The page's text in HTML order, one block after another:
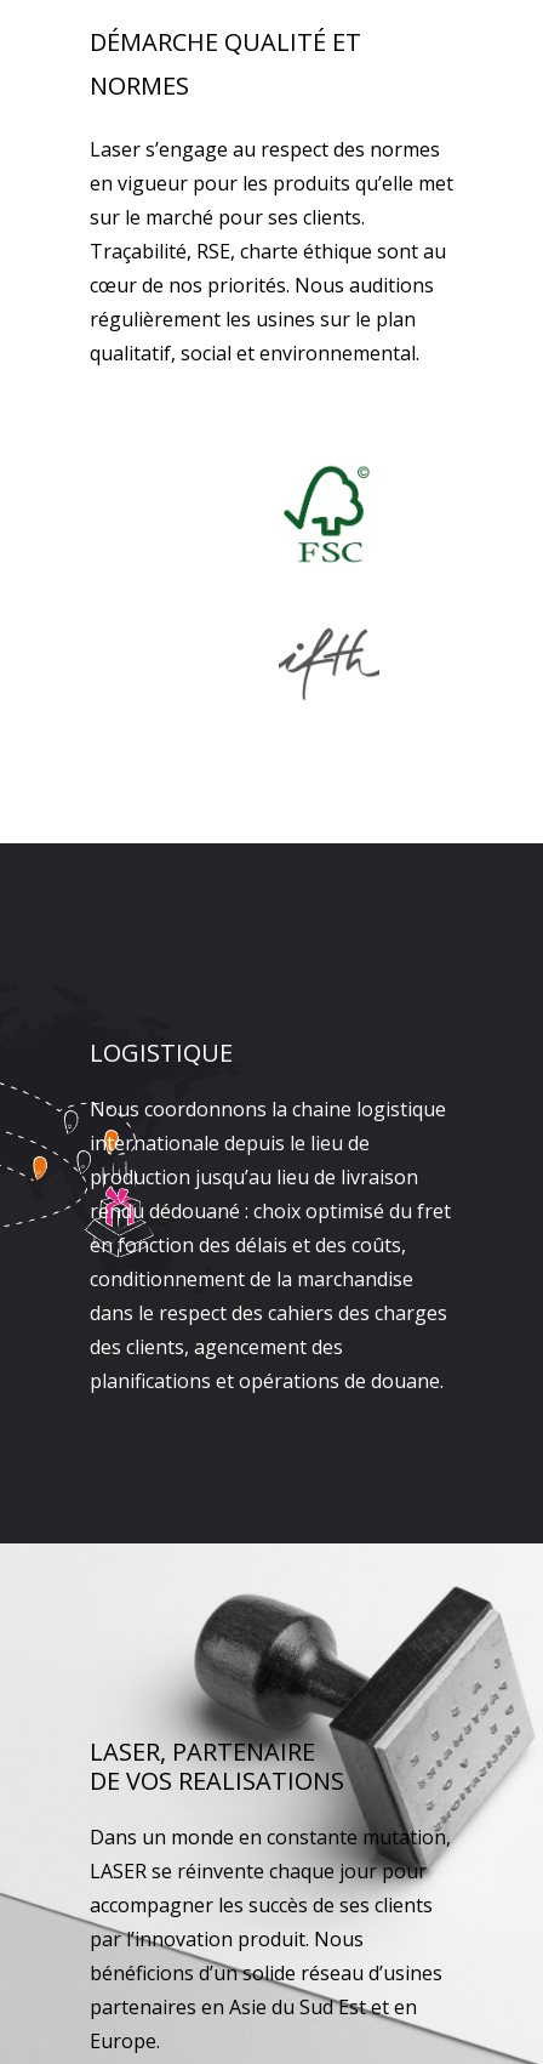
DÉMARCHE QUALITÉ ET
NORMES
Laser s’engage au respect des normes
en vigueur pour les produits qu’elle met
sur le marché pour ses clients.
Traçabilité, RSE, charte éthique sont au
cœur de nos priorités. Nous auditions
régulièrement les usines sur le plan
qualitatif, social et environnemental.
LOGISTIQUE
Nous coordonnons la chaine logistique
internationale depuis le lieu de
production jusqu’au lieu de livraison
rendu dédouané : choix optimisé du fret
en fonction des délais et des coûts,
conditionnement de la marchandise
dans le respect des cahiers des charges
des clients, agencement des
planifications et opérations de douane.
LASER, PARTENAIRE
DE VOS REALISATIONS
Dans un monde en constante mutation,
LASER se réinvente chaque jour pour
accompagner les succès de ses clients
par l’innovation produit. Nous
bénéficions d’un solide réseau d’usines
partenaires en Asie du Sud Est et en
Europe.